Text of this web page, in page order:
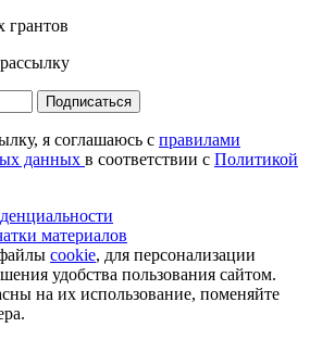
Подписаться
я соглашаюсь с правилами
данных в соответствии с Политикой
материалов
cookie, для персонализации
удобства пользования сайтом.
на их использование, поменяйте